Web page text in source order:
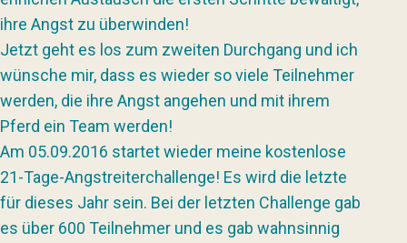
ihre Angst zu überwinden!
Jetzt geht es los zum zweiten Durchgang und ich
wünsche mir, dass es wieder so viele Teilnehmer
werden, die ihre Angst angehen und mit ihrem
Pferd ein Team werden!
Am 05.09.2016 startet wieder meine kostenlose
21-Tage-Angstreiterchallenge! Es wird die letzte
für dieses Jahr sein. Bei der letzten Challenge gab
es über 600 Teilnehmer und es gab wahnsinnig